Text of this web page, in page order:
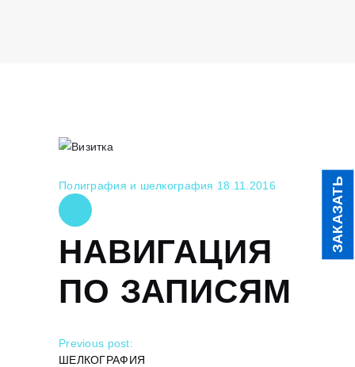
Полиграфия и шелкография 18.11.2016
НАВИГАЦИЯ
ПО ЗАПИСЯМ
Previous post:
ШЕЛКОГРАФИЯ
ЗАКАЗАТЬ